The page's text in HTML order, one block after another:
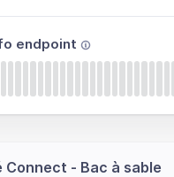
endpoint
Connect - Bac à sable